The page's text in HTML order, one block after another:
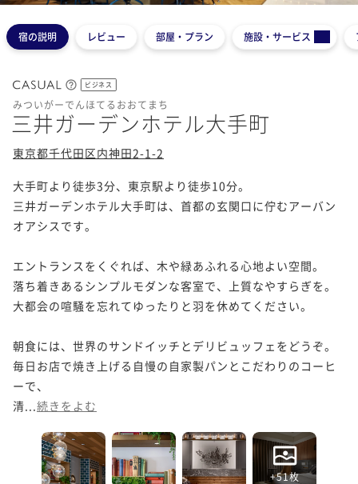
宿の説明 レビュー 部屋・プラン 施設・サービス
ビジネス
みついがーでんほてるおおてまち
三井ガーデンホテル大手町
東京都千代田区内神田2-1-2
大手町より徒歩3分、東京駅より徒歩10分。
三井ガーデンホテル大手町は、首都の玄関口に佇むアーバン
オアシスです。
エントランスをくぐれば、木や緑あふれる心地よい空間。
落ち着きあるシンプルモダンな客室で、上質なやすらぎを。
大都会の喧騒を忘れてゆったりと羽を休めてください。
朝食には、世界のサンドイッチとデリビュッフェをどうぞ。
毎日お店で焼き上げる自慢の自家製パンとこだわりのコーヒ
ーで、
清... 続きをよむ
+51枚